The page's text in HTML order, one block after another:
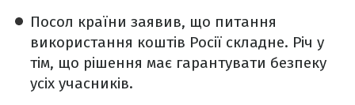
Посол країни заявив, що питання
використання коштів Росії складне. Річ у
тім, що рішення має гарантувати безпеку
усіх учасників.